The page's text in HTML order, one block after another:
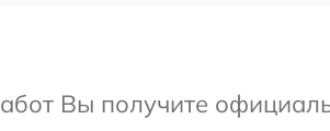
Вы получите